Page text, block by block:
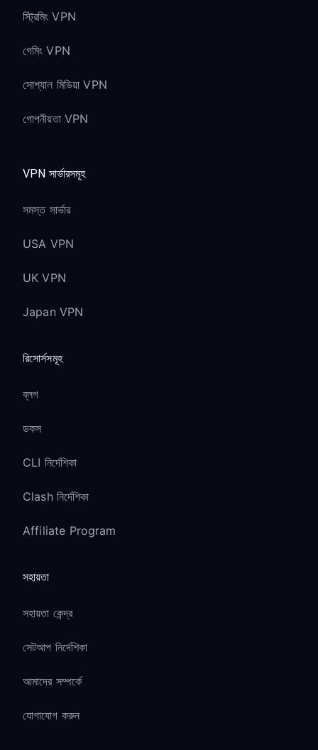
স্ট্রিমিং VPN
গেমিং VPN
সোশ্যাল মিডিয়া VPN
গোপনীয়তা VPN
VPN সার্ভারসমূহ
সমস্ত সার্ভার
USA VPN
UK VPN
Japan VPN
রিসোর্সসমূহ
ব্লগ
ডকস
CLI নির্দেশিকা
Clash নির্দেশিকা
Affiliate Program
সহায়তা
সহায়তা কেন্দ্র
সেটআপ নির্দেশিকা
আমাদের সম্পর্কে
যোগাযোগ করুন